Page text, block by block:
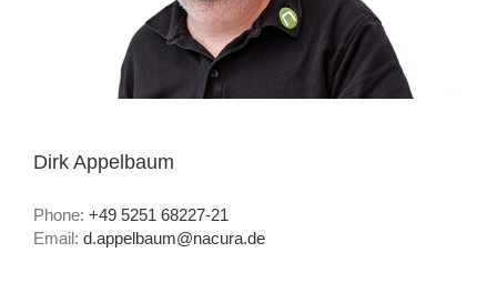
Dirk Appelbaum
Phone: +49 5251 68227-21
Email: d.appelbaum@nacura.de